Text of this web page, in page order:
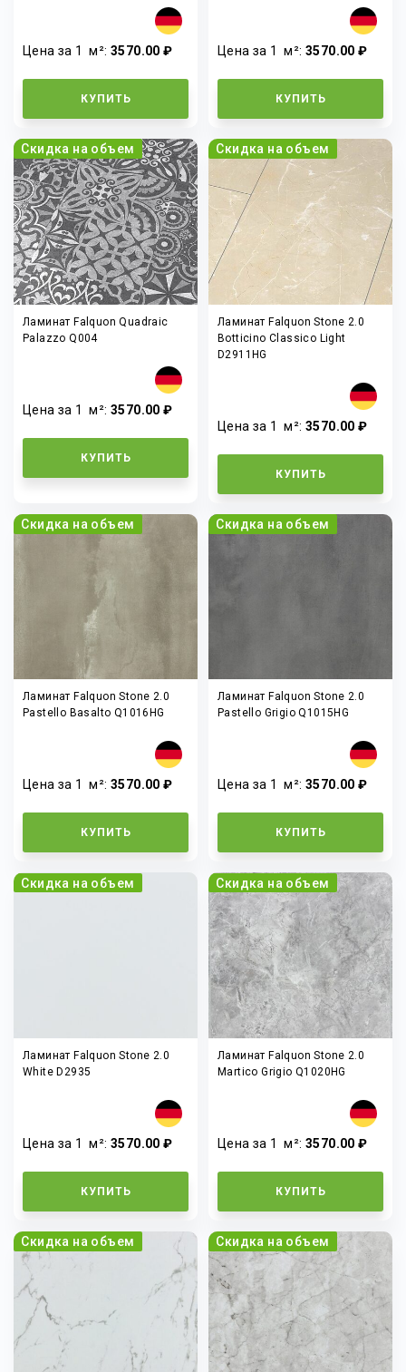
Цена за 1м²:3570.00 ₽
КУПИТЬ
Цена за 1м²:3570.00 ₽
КУПИТЬ
Скидка на объем
Ламинат Falquon Quadraic
Palazzo Q004
Цена за 1м²:3570.00 ₽
КУПИТЬ
Скидка на объем
Ламинат Falquon Stone 2.0
Botticino Classico Light
D2911HG
Цена за 1м²:3570.00 ₽
КУПИТЬ
Скидка на объем
Ламинат Falquon Stone 2.0
Pastello Basalto Q1016HG
Цена за 1м²:3570.00 ₽
КУПИТЬ
Скидка на объем
Ламинат Falquon Stone 2.0
Pastello Grigio Q1015HG
Цена за 1м²:3570.00 ₽
КУПИТЬ
Скидка на объем
Ламинат Falquon Stone 2.0
White D2935
Цена за 1м²:3570.00 ₽
КУПИТЬ
Скидка на объем
Ламинат Falquon Stone 2.0
Martico Grigio Q1020HG
Цена за 1м²:3570.00 ₽
КУПИТЬ
Скидка на объем Скидка на объем